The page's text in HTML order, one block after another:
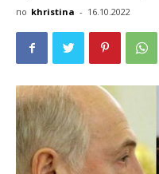
по khristina - 16.10.2022